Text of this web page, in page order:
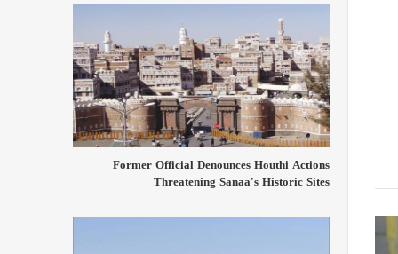
Former Official Denounces Houthi Actions
Threatening Sanaa's Historic Sites